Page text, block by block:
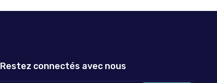
Restez connectés avec nous